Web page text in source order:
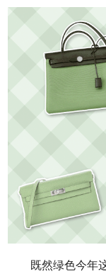
既然绿色今年